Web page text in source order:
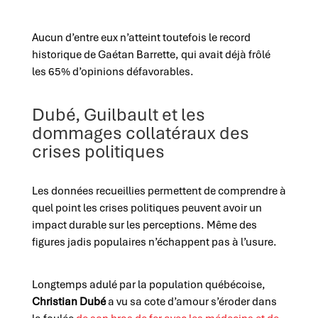
Aucun d’entre eux n’atteint toutefois le record
historique de Gaétan Barrette, qui avait déjà frôlé
les 65% d’opinions défavorables.
Dubé, Guilbault et les
dommages collatéraux des
crises politiques
Les données recueillies permettent de comprendre à
quel point les crises politiques peuvent avoir un
impact durable sur les perceptions. Même des
figures jadis populaires n’échappent pas à l’usure.
Longtemps adulé par la population québécoise,
Christian Dubéa vu sa cote d’amour s’éroder dans